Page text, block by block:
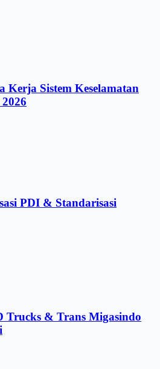
Kerja Sistem Keselamatan
PDI & Standarisasi
Trucks & Trans Migasindo